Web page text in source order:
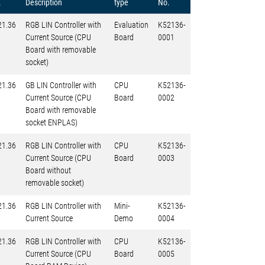
Description
type
No.
RGB LIN Controller with
Current Source (CPU
Board with removable
socket)
Evaluation
Board
K52136-
0001
GB LIN Controller with
Current Source (CPU
Board with removable
socket ENPLAS)
CPU
Board
K52136-
0002
RGB LIN Controller with
Current Source (CPU
Board without
removable socket)
CPU
Board
K52136-
0003
RGB LIN Controller with
Current Source
Mini-
Demo
K52136-
0004
RGB LIN Controller with
Current Source (CPU
CPU
Board
K52136-
0005